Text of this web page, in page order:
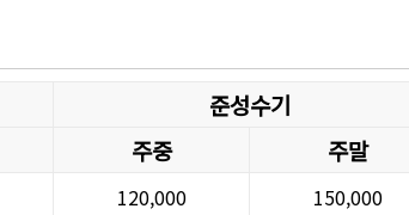
준성수기
주중 주말
120,000 150,000